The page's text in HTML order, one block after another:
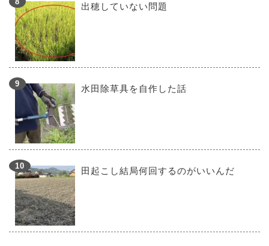
出穂していない問題
水田除草具を自作した話
田起こし結局何回するのがいいんだ